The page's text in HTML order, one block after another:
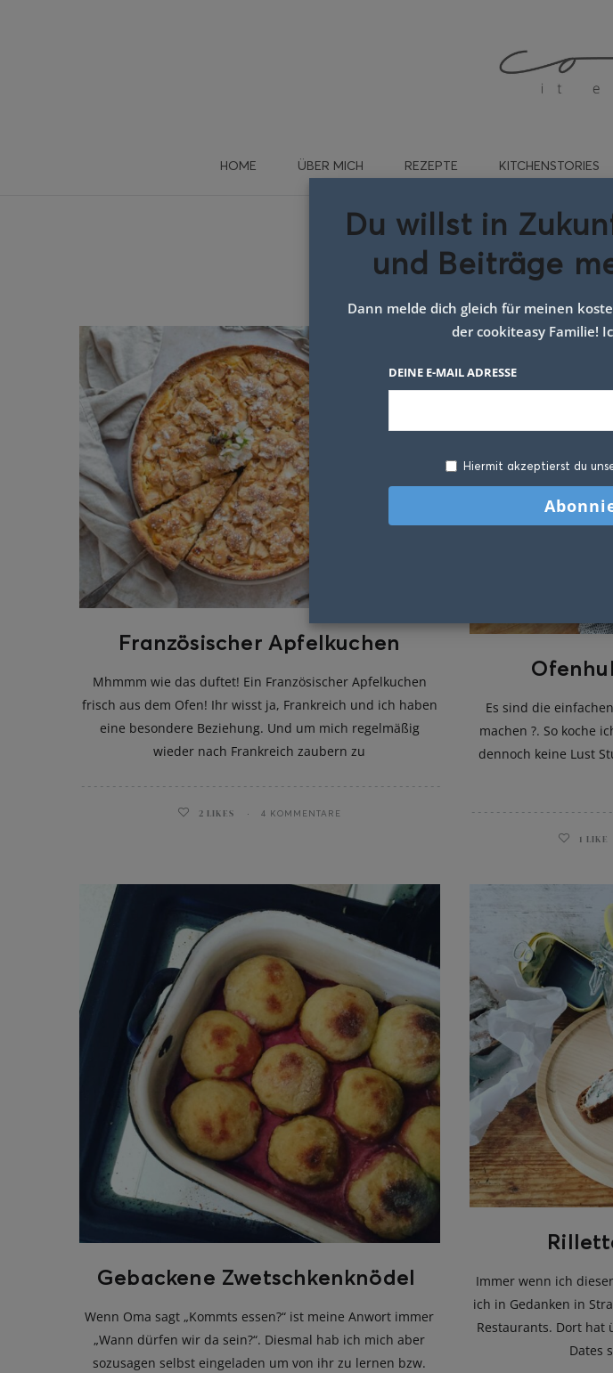
Eis am Stil
HOME ÜBER MICH REZEPTE KITCHENSTORIES
Schlagwort:yummy
Französischer Apfelkuchen
Mhmmm wie das duftet! Ein Französischer Apfelkuchen
frisch aus dem Ofen! Ihr wisst ja, Frankreich und ich haben
eine besondere Beziehung. Und um mich regelmäßig
wieder nach Frankreich zaubern zu
2 LIKES 4 KOMMENTARE
Es sind die
machen ?. So koche
dennoch keine Lust
1 LIKE
Gebackene Zwetschkenknödel
Wenn Oma sagt „Kommts essen?“ ist meine Anwort immer
„Wann dürfen wir da sein?“. Diesmal hab ich mich aber
sozusagen selbst eingeladen um von ihr zu lernen bzw.
Immer wenn ich
ich in Gedanken in
Restaurants. Dort hat
Dates
Du willst in
und Beiträge
Dann melde dich gleich für meinen
der cookiteasy Familie!
DEINE E-MAIL ADRESSE
Hiermit akzeptierst du